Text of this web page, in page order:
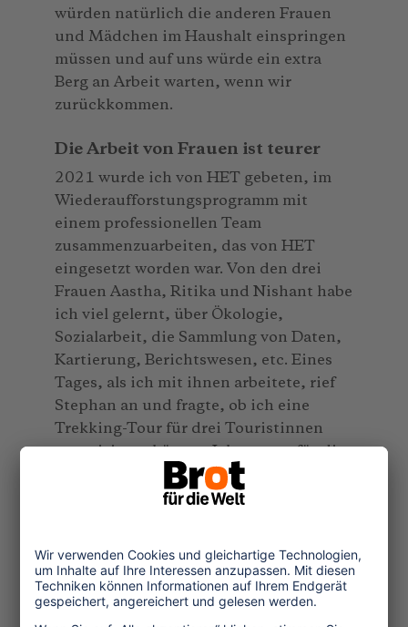
würden natürlich die anderen Frauen
und Mädchen im Haushalt einspringen
müssen und auf uns würde ein extra
Berg an Arbeit warten, wenn wir
zurückkommen.
Die Arbeit von Frauen ist teurer
2021 wurde ich von HET gebeten, im
Wiederaufforstungsprogramm mit
einem professionellen Team
zusammenzuarbeiten, das von HET
eingesetzt worden war. Von den drei
Frauen Aastha, Ritika und Nishant habe
ich viel gelernt, über Ökologie,
Sozialarbeit, die Sammlung von Daten,
Kartierung, Berichtswesen, etc. Eines
Tages, als ich mit ihnen arbeitete, rief
Stephan an und fragte, ob ich eine
Trekking-Tour für drei Touristinnen
organisieren könnte. Ich musste für die
Tour mindestens drei weitere Frauen als
Trekking-Begleiterinnen finden.
bekämen. Ich nannte ihnen den
Tagessatz, den HET zahlt. Sie alle sagten
mir: „Warum sollten wir für so wenig